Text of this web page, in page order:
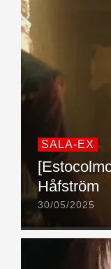
SALA-EX
Håfström
30/05/2025